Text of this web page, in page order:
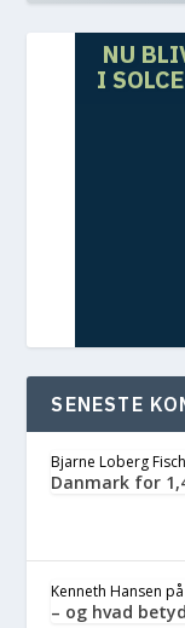
NU
I
SENESTE
Bjarne Loberg
Danmark for
Kenneth Hansen på
– og hvad